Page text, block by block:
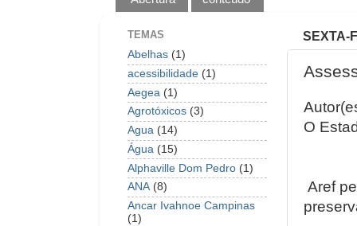
SEXTA-
O
Aref
TEMAS
Abelhas (1)
acessibilidade (1)
Aegea (1)
Agrotóxicos (3)
Agua (14)
Água (15)
Alphaville Dom Pedro (1)
ANA (8)
Ancar Ivahnoe Campinas
(1)